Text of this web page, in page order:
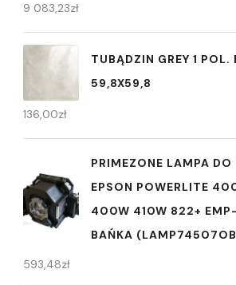
9 083,23zł
TUBĄDZIN GREY 1 POL.
59,8X59,8
136,00zł
PRIMEZONE LAMPA
EPSON POWERLITE
400W 410W 822+
BAŃKA
593,48zł